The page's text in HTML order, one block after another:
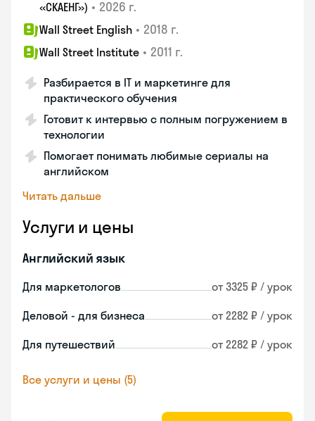
«СКАЕНГ») • 2026 г.
Wall Street English • 2018 г.
Wall Street Institute • 2011 г.
Разбирается в IT и маркетинге для
практического обучения
Готовит к интервью с полным погружением в
технологии
Помогает понимать любимые сериалы на
английском
Читать дальше
Услуги и цены
Английский язык
Для маркетологов от 3325 ₽ / урок
Деловой - для бизнеса от 2282 ₽ / урок
Для путешествий от 2282 ₽ / урок
Все услуги и цены (5)